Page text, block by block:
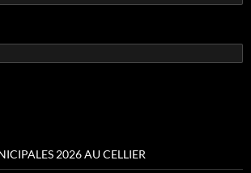
2026 AU CELLIER